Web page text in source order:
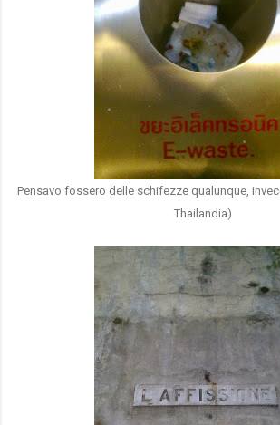
Pensavo fossero delle schifezze qualunque,
Thailandia)